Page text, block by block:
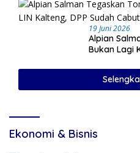
19 Juni 2026
Alpian
Bukan Lagi
Ekonomi & Bisnis